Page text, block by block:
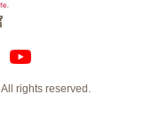
rights reserved.